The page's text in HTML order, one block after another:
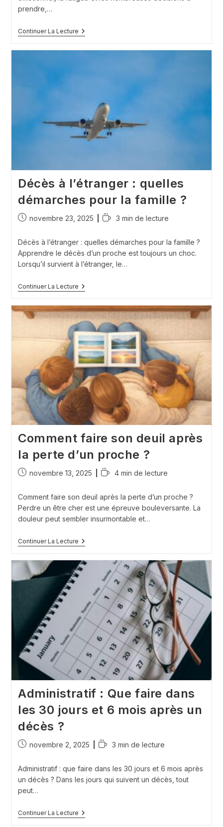
prendre,…
Continuer La LectureDémarches
Administratives
Comment
Éviter
Décès à l’étranger : quelles
démarches pour la famille ?
Publication
novembre 23, 2025
Temps
lecture :
3 min de lecture
Décès à l’étranger : quelles démarches pour la famille ?
Apprendre le décès d’un proche est toujours un choc.
Lorsqu’il survient à l’étranger, le…
Continuer La LectureDécès
À
:
Quelles
Démarches
Pour
La
Famille
?
Comment faire son deuil après
la perte d’un proche ?
Publication
novembre 13, 2025
Temps
lecture :
4 min de lecture
Comment faire son deuil après la perte d’un proche ?
Perdre un être cher est une épreuve bouleversante. La
douleur peut sembler insurmontable et…
Continuer La LectureComment
Deuil
Après
Perte
Proche
?
Administratif : Que faire dans
les 30 jours et 6 mois après un
décès ?
Publication
novembre 2, 2025
Temps
lecture :
3 min de lecture
Administratif : que faire dans les 30 jours et 6 mois après
un décès ? Dans les jours qui suivent un décès, tout
peut…
Continuer La LectureAdministratif
: